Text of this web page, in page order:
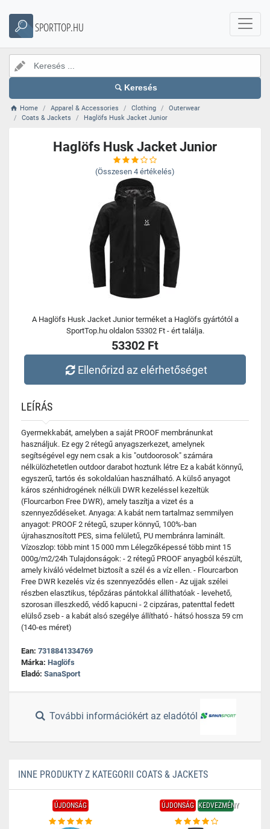
SPORTTOP.HU
Keresés
Home Apparel & Accessories Clothing
Outerwear
Coats & Jackets
Haglöfs Husk Jacket Junior
Haglöfs Husk Jacket Junior
(Összesen 4 értékelés)
A Haglöfs Husk Jacket Junior terméket a Haglöfs gyártótól a
SportTop.hu oldalon 53302 Ft - ért találja.
53302 Ft
Ellenőrizd az elérhetőséget
LEÍRÁS
Gyermekkabát, amelyben a saját PROOF membránunkat
használjuk. Ez egy 2 rétegű anyagszerkezet, amelynek
segítségével egy nem csak a kis "outdoorosok" számára
nélkülözhetetlen outdoor darabot hoztunk létre Ez a kabát könnyű,
egyszerű, tartós és sokoldalúan használható. A külső anyagot
káros szénhidrogének nélküli DWR kezeléssel kezeltük
(Flourcarbon Free DWR), amely taszítja a vizet és a
szennyeződéseket. Anyaga: A kabát nem tartalmaz semmilyen
anyagot: PROOF 2 rétegű, szuper könnyű, 100%-ban
újrahasznosított PES, sima felületű, PU membránra laminált.
Vízoszlop: több mint 15 000 mm Lélegzőképessé több mint 15
000g/m2/24h Tulajdonságok: - 2 rétegű PROOF anyagból készült,
amely kiváló védelmet biztosít a szél és a víz ellen. - Flourcarbon
Free DWR kezelés víz és szennyeződés ellen - Az ujjak szélei
részben elasztikus, tépőzáras pántokkal állíthatóak - levehető,
szorosan illeszkedő, védő kapucni - 2 cipzáras, patenttal fedett
elülső zseb - a kabát alsó szegélye állítható - hátsó hossza 59 cm
(140-es méret)
Ean: 7318841334769
Márka: Haglöfs
Eladó: SanaSport
További információkért az eladótól
INNE PRODUKTY Z KATEGORII COATS & JACKETS
ÚJDONSÁG ÚJDONSÁG KEDVEZMÉNY